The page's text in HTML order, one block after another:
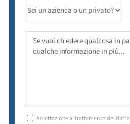
Accettazione al trattamento dei dati